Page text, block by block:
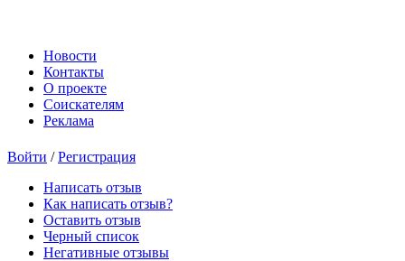
Новости
Контакты
О проекте
Соискателям
Реклама
Войти /Регистрация
Написать отзыв
Как написать отзыв?
Оставить отзыв
Черный список
Негативные отзывы